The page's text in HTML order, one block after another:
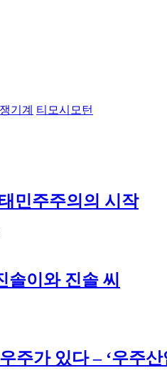
기계 티모시모턴
민주주의의 시작
이와 진솔 씨
주가 있다 – ‘우주